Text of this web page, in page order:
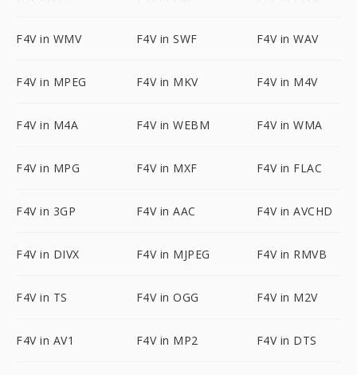
F4V in WMV F4V in SWF F4V in WAV
F4V in MPEG F4V in MKV F4V in M4V
F4V in M4A F4V in WEBM F4V in WMA
F4V in MPG F4V in MXF F4V in FLAC
F4V in 3GP F4V in AAC F4V in AVCHD
F4V in DIVX F4V in MJPEG F4V in RMVB
F4V in TS F4V in OGG F4V in M2V
F4V in AV1 F4V in MP2 F4V in DTS